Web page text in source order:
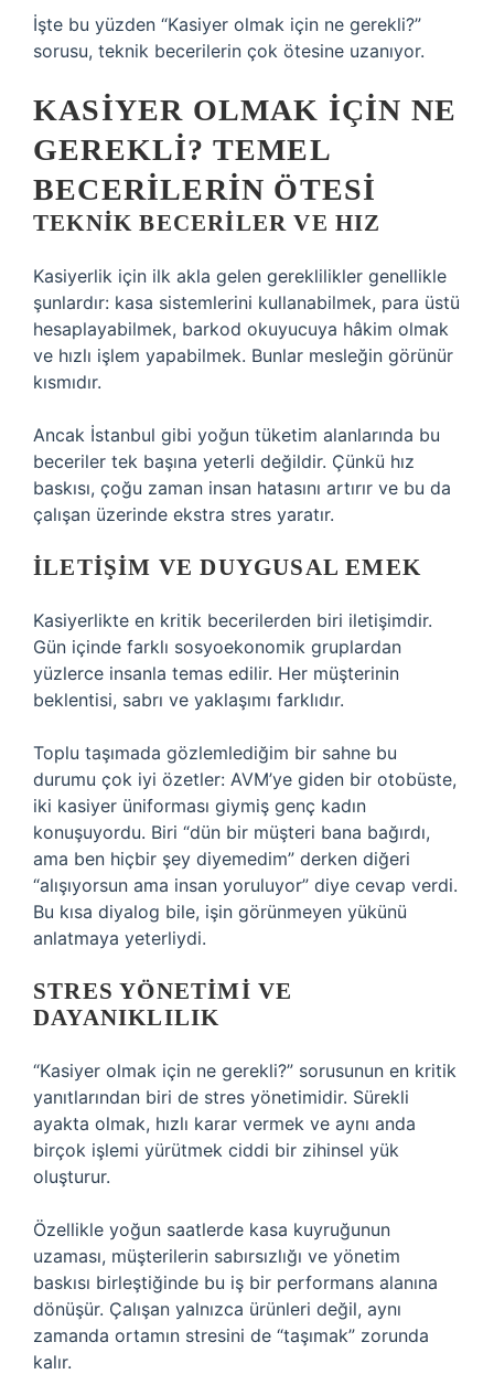
İşte bu yüzden “Kasiyer olmak için ne gerekli?”
sorusu, teknik becerilerin çok ötesine uzanıyor.
KASIYER OLMAK İÇIN NE
GEREKLI? TEMEL
BECERILERIN ÖTESI
TEKNIK BECERILER VE HIZ
Kasiyerlik için ilk akla gelen gereklilikler genellikle
şunlardır: kasa sistemlerini kullanabilmek, para üstü
hesaplayabilmek, barkod okuyucuya hâkim olmak
ve hızlı işlem yapabilmek. Bunlar mesleğin görünür
kısmıdır.
Ancak İstanbul gibi yoğun tüketim alanlarında bu
beceriler tek başına yeterli değildir. Çünkü hız
baskısı, çoğu zaman insan hatasını artırır ve bu da
çalışan üzerinde ekstra stres yaratır.
İLETIŞIM VE DUYGUSAL EMEK
Kasiyerlikte en kritik becerilerden biri iletişimdir.
Gün içinde farklı sosyoekonomik gruplardan
yüzlerce insanla temas edilir. Her müşterinin
beklentisi, sabrı ve yaklaşımı farklıdır.
Toplu taşımada gözlemlediğim bir sahne bu
durumu çok iyi özetler: AVM’ye giden bir otobüste,
iki kasiyer üniforması giymiş genç kadın
konuşuyordu. Biri “dün bir müşteri bana bağırdı,
ama ben hiçbir şey diyemedim” derken diğeri
“alışıyorsun ama insan yoruluyor” diye cevap verdi.
Bu kısa diyalog bile, işin görünmeyen yükünü
anlatmaya yeterliydi.
STRES YÖNETIMI VE
DAYANIKLILIK
“Kasiyer olmak için ne gerekli?” sorusunun en kritik
yanıtlarından biri de stres yönetimidir. Sürekli
ayakta olmak, hızlı karar vermek ve aynı anda
birçok işlemi yürütmek ciddi bir zihinsel yük
oluşturur.
Özellikle yoğun saatlerde kasa kuyruğunun
uzaması, müşterilerin sabırsızlığı ve yönetim
baskısı birleştiğinde bu iş bir performans alanına
dönüşür. Çalışan yalnızca ürünleri değil, aynı
zamanda ortamın stresini de “taşımak” zorunda
kalır.